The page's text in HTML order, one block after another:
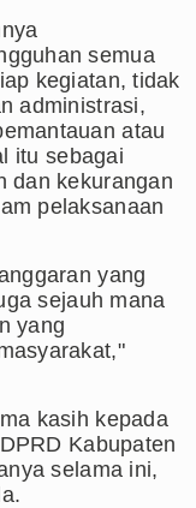
ke Ferencvaros
Tipis Atas
semua
kegiatan, tidak
administrasi,
atau
itu sebagai
dan kekurangan
pelaksanaan
yang
sejauh mana
yang
kasih kepada
Kabupaten
selama ini,